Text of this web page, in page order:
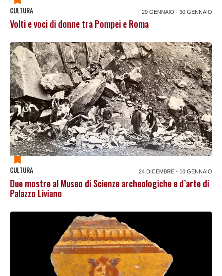
CULTURA 29 GENNAIO - 30 GENNAIO
Volti e voci di donne tra Pompei e Roma
CULTURA 24 DICEMBRE - 10 GENNAIO
Due mostre al Museo di Scienze archeologiche e d’arte di
Palazzo Liviano